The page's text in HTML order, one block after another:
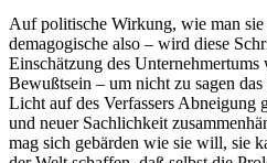
Auf politische Wirkung, wie man sie
demagogische also – wird diese
Einschätzung des
Bewußtsein – um nicht zu sagen
Licht auf des Verfassers Abneigung
und neuer Sachlichkeit
mag sich gebärden wie sie will, sie